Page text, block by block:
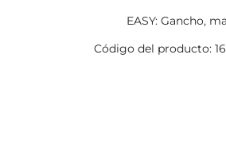
EASY: Gancho,
Código del producto: